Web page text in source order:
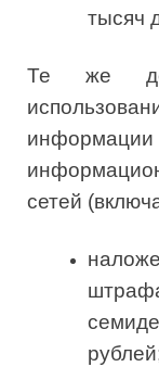
тысяч
Те же
сетей